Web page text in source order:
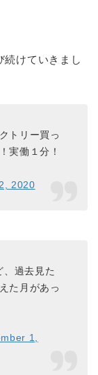
続けていきまし
トリー買っ
実働１分！
2020
、過去見た
た月があっ
1,